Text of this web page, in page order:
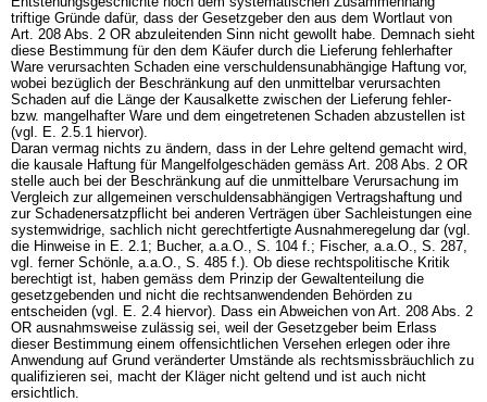
triftige Gründe dafür, dass der Gesetzgeber den aus dem Wortlaut von
Art. 208 Abs. 2 OR abzuleitenden Sinn nicht gewollt habe. Demnach sieht
diese Bestimmung für den dem Käufer durch die Lieferung fehlerhafter
Ware verursachten Schaden eine verschuldensunabhängige Haftung vor,
wobei bezüglich der Beschränkung auf den unmittelbar verursachten
Schaden auf die Länge der Kausalkette zwischen der Lieferung fehler-
bzw. mangelhafter Ware und dem eingetretenen Schaden abzustellen ist
(vgl. E. 2.5.1 hiervor).
Daran vermag nichts zu ändern, dass in der Lehre geltend gemacht wird,
die kausale Haftung für Mangelfolgeschäden gemäss Art. 208 Abs. 2 OR
stelle auch bei der Beschränkung auf die unmittelbare Verursachung im
Vergleich zur allgemeinen verschuldensabhängigen Vertragshaftung und
zur Schadenersatzpflicht bei anderen Verträgen über Sachleistungen eine
systemwidrige, sachlich nicht gerechtfertigte Ausnahmeregelung dar (vgl.
die Hinweise in E. 2.1; Bucher, a.a.O., S. 104 f.; Fischer, a.a.O., S. 287,
vgl. ferner Schönle, a.a.O., S. 485 f.). Ob diese rechtspolitische Kritik
berechtigt ist, haben gemäss dem Prinzip der Gewaltenteilung die
gesetzgebenden und nicht die rechtsanwendenden Behörden zu
entscheiden (vgl. E. 2.4 hiervor). Dass ein Abweichen von Art. 208 Abs. 2
OR ausnahmsweise zulässig sei, weil der Gesetzgeber beim Erlass
dieser Bestimmung einem offensichtlichen Versehen erlegen oder ihre
Anwendung auf Grund veränderter Umstände als rechtsmissbräuchlich zu
qualifizieren sei, macht der Kläger nicht geltend und ist auch nicht
ersichtlich.